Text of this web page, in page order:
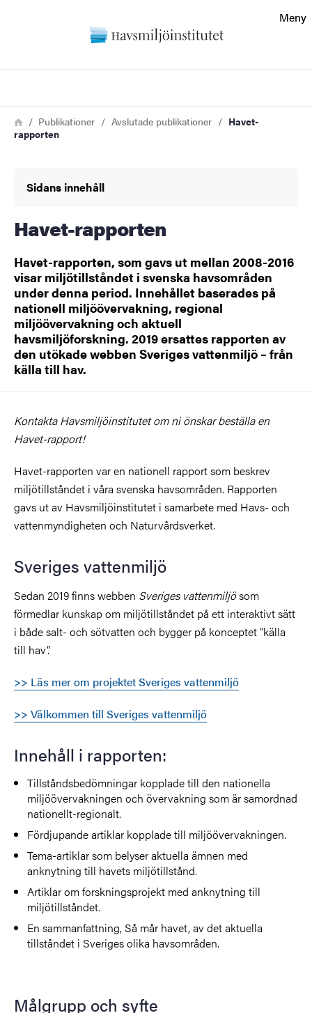
Om webbplatsen
Meny
Länkstig
HemPublikationer Avslutade publikationer
Havet-
rapporten
Sidans innehåll
Havet-rapporten
Havet-rapporten, som gavs ut mellan 2008-2016
visar miljötillståndet i svenska havsområden
under denna period. Innehållet baserades på
nationell miljöövervakning, regional
miljöövervakning och aktuell
havsmiljöforskning. 2019 ersattes rapporten av
den utökade webben Sveriges vattenmiljö – från
källa till hav.
Kontakta Havsmiljöinstitutet om ni önskar beställa en
Havet-rapport!
Havet-rapporten var en nationell rapport som beskrev
miljötillståndet i våra svenska havsområden. Rapporten
gavs ut av Havsmiljöinstitutet i samarbete med Havs- och
vattenmyndigheten och Naturvårdsverket.
Sveriges vattenmiljö
Sedan 2019 finns webben Sveriges vattenmiljösom
förmedlar kunskap om miljötillståndet på ett interaktivt sätt
i både salt- och sötvatten och bygger på konceptet ”källa
till hav”.
>> Läs mer om projektet Sveriges vattenmiljö
>> Välkommen till Sveriges vattenmiljö
Innehåll i rapporten:
Tillståndsbedömningar kopplade till den nationella
miljöövervakningen och övervakning som är samordnad
nationellt-regionalt.
Fördjupande artiklar kopplade till miljöövervakningen.
Tema-artiklar som belyser aktuella ämnen med
anknytning till havets miljötillstånd.
Artiklar om forskningsprojekt med anknytning till
miljötillståndet.
En sammanfattning, Så mår havet, av det aktuella
tillståndet i Sveriges olika havsområden.
Målgrupp och syfte